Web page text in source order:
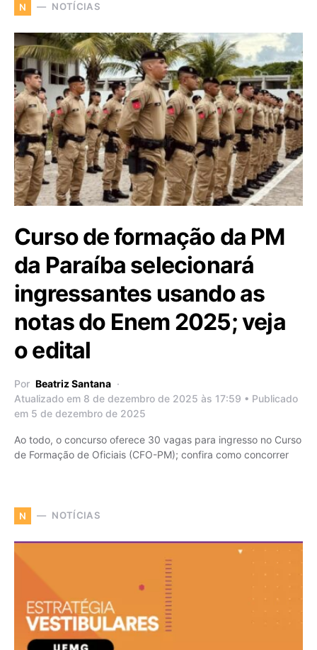
N NOTÍCIAS
Curso de formação da PM
da Paraíba selecionará
ingressantes usando as
notas do Enem 2025; veja
o edital
Por Beatriz Santana
Atualizado em 8 de dezembro de 2025 às 17:59 • Publicado
em 5 de dezembro de 2025
Ao todo, o concurso oferece 30 vagas para ingresso no Curso
de Formação de Oficiais (CFO-PM); confira como concorrer
N NOTÍCIAS